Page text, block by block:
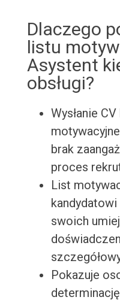
Dlaczego
listu
Asystent
obsługi?
Wysłanie
brak
proces
List
swoich
Pokazuje